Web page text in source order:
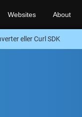
Websites About
eller Curl SDK